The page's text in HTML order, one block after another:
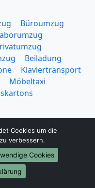
Büroumzug
Beiladung
Klaviertransport
Möbeltaxi
Cookies um die
verbessern.
Cookies